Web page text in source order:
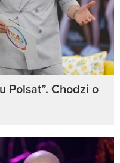
Polsat”. Chodzi o